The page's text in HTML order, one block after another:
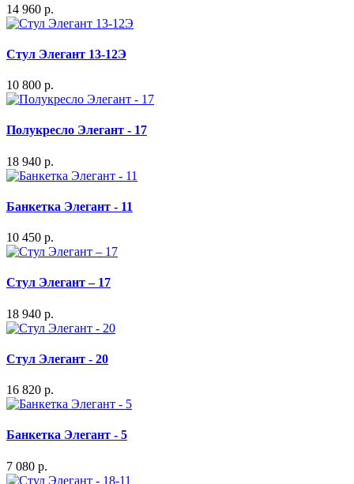
14 960 р.
Стул Элегант 13-12Э
10 800 р.
Полукресло Элегант - 17
18 940 р.
Банкетка Элегант - 11
10 450 р.
Стул Элегант – 17
18 940 р.
Стул Элегант - 20
16 820 р.
Банкетка Элегант - 5
7 080 р.